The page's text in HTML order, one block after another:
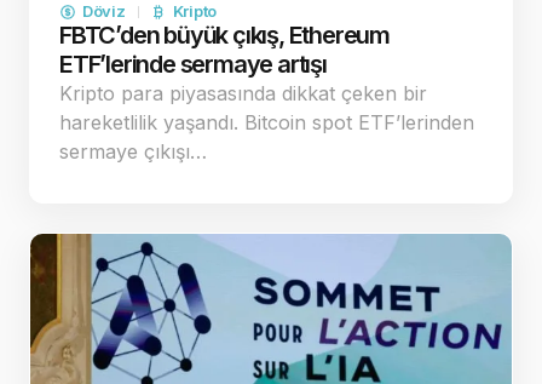
Döviz Kripto
FBTC’den büyük çıkış, Ethereum
ETF’lerinde sermaye artışı
Kripto para piyasasında dikkat çeken bir
hareketlilik yaşandı. Bitcoin spot ETF’lerinden
sermaye çıkışı…